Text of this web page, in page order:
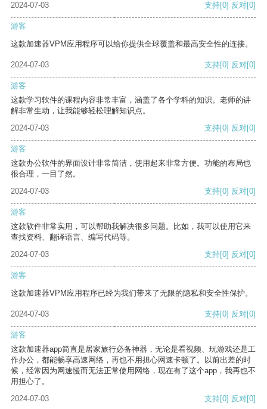
2024-07-03 支持[0] 反对[0]
游客
这款加速器VPM应用程序可以给你提供全球覆盖和最高安全性的连接。
2024-07-03 支持[0] 反对[0]
游客
这款学习软件的课程内容非常丰富，涵盖了各个学科的知识。老师的讲
解非常生动，让我能够轻松理解知识点。
2024-07-03
支持[0] 反对[0]
游客
这款办公软件的界面设计非常简洁，使用起来非常方便。功能的布局也
很合理，一目了然。
2024-07-03
支持[0] 反对[0]
游客
这款软件非常实用，可以帮助我解决很多问题。比如，我可以使用它来
查找资料、翻译语言、编写代码等。
2024-07-03
支持[0] 反对[0]
游客
这款加速器VPM应用程序已经为我们带来了无限的隐私和安全性保护。
2024-07-03 支持[0] 反对[0]
游客
这款加速器app简直是居家旅行必备神器，无论是看视频、玩游戏还是工
作办公，都能畅享高速网络，再也不用担心网速卡顿了。以前出差的时
候，经常因为网速慢而无法正常使用网络，现在有了这个app，我再也不
用担心了。
2024-07-03
支持[0] 反对[0]